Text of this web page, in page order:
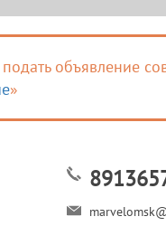
объявление
»